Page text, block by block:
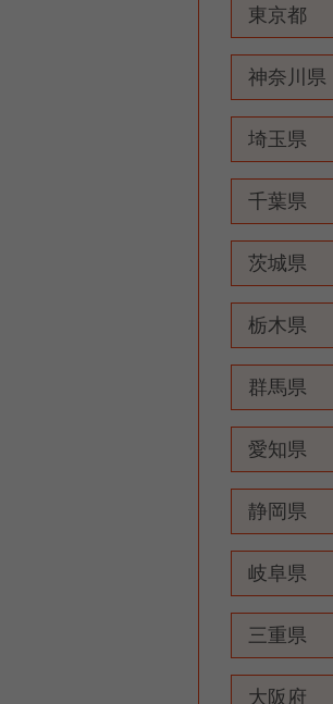
東京都
神奈川県
埼玉県
千葉県
茨城県
栃木県
群馬県
愛知県
静岡県
岐阜県
三重県
大阪府